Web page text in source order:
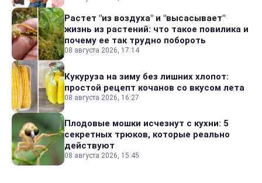
Растет "из воздуха" и "высасывает"
жизнь из растений: что такое повилика и
почему ее так трудно побороть
08 августа 2026, 17:14
Кукуруза на зиму без лишних хлопот:
простой рецепт кочанов со вкусом лета
08 августа 2026, 16:27
Плодовые мошки исчезнут с кухни: 5
секретных трюков, которые реально
действуют
08 августа 2026, 15:45